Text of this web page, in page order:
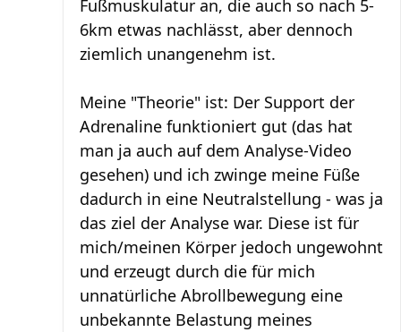
Fußmuskulatur an, die auch so nach 5-
6km etwas nachlässt, aber dennoch
ziemlich unangenehm ist.
Meine "Theorie" ist: Der Support der
Adrenaline funktioniert gut (das hat
man ja auch auf dem Analyse-Video
gesehen) und ich zwinge meine Füße
dadurch in eine Neutralstellung - was ja
das ziel der Analyse war. Diese ist für
mich/meinen Körper jedoch ungewohnt
und erzeugt durch die für mich
unnatürliche Abrollbewegung eine
unbekannte Belastung meines